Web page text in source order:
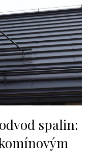
spalin: